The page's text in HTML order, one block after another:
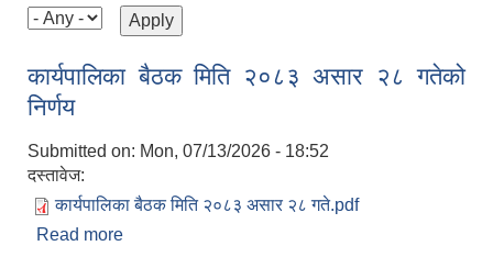
कार्यपालिका बैठक मिति २०८३ असार २८ गतेको
निर्णय
Submitted on: Mon, 07/13/2026 - 18:52
दस्तावेज:
कार्यपालिका बैठक मिति २०८३ असार २८ गते.pdf
Read more